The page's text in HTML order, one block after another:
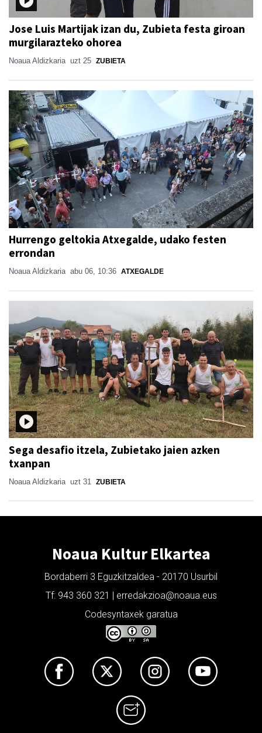
Jose Luis Martijak izan du, Zubieta festa giroan
murgilarazteko ohorea
Noaua Aldizkaria uzt 25 ZUBIETA
Hurrengo geltokia Atxegalde, udako festen
errondan
Noaua Aldizkaria abu 06, 10:36 ATXEGALDE
Sega desafio itzela, Zubietako jaien azken
txanpan
Noaua Aldizkaria uzt 31 ZUBIETA
Noaua Kultur Elkartea
Bordaberri 3 Eguzkitzaldea - 20170 Usurbil
Tf: 943 360 321 | erredakzioa@noaua.eus
Codesyntaxek garatua